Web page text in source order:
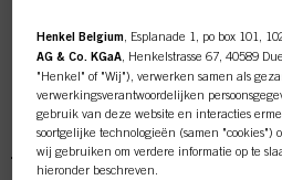
BLONDME
Henkel Belgium , Esplanade 1, po box 101,
AG & Co. KGaA , Henkelstrasse 67, 40589
"Henkel" of "Wij"), verwerken samen als
verwerkingsverantwoordelijken
gebruik van deze website en interacties
soortgelijke technologieën (samen "cookies")
wij gebruiken om verdere informatie op te
hieronder beschreven.